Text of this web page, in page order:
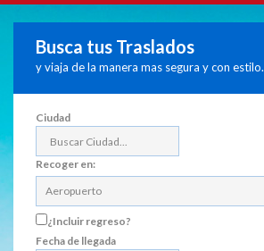
Busca tus Traslados
y viaja de la manera mas segura y con estilo.
Ciudad
Recoger en:
Aeropuerto
¿Incluir regreso?
Fecha de llegada